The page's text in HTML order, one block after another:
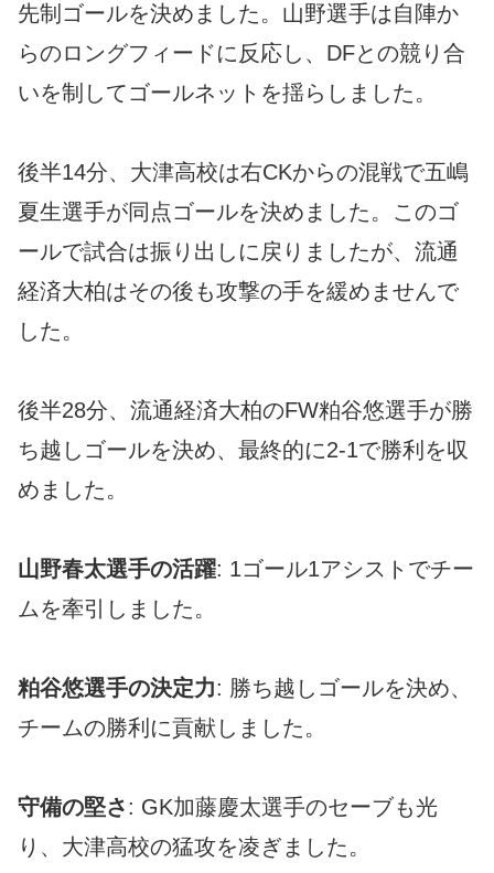
先制ゴールを決めました。山野選手は自陣か
らのロングフィードに反応し、DFとの競り合
いを制してゴールネットを揺らしました。
後半14分、大津高校は右CKからの混戦で五嶋
夏生選手が同点ゴールを決めました。このゴ
ールで試合は振り出しに戻りましたが、流通
経済大柏はその後も攻撃の手を緩めませんで
した。
後半28分、流通経済大柏のFW粕谷悠選手が勝
ち越しゴールを決め、最終的に2-1で勝利を収
めました。
山野春太選手の活躍: 1ゴール1アシストでチー
ムを牽引しました。
粕谷悠選手の決定力: 勝ち越しゴールを決め、
チームの勝利に貢献しました。
守備の堅さ: GK加藤慶太選手のセーブも光
り、大津高校の猛攻を凌ぎました。